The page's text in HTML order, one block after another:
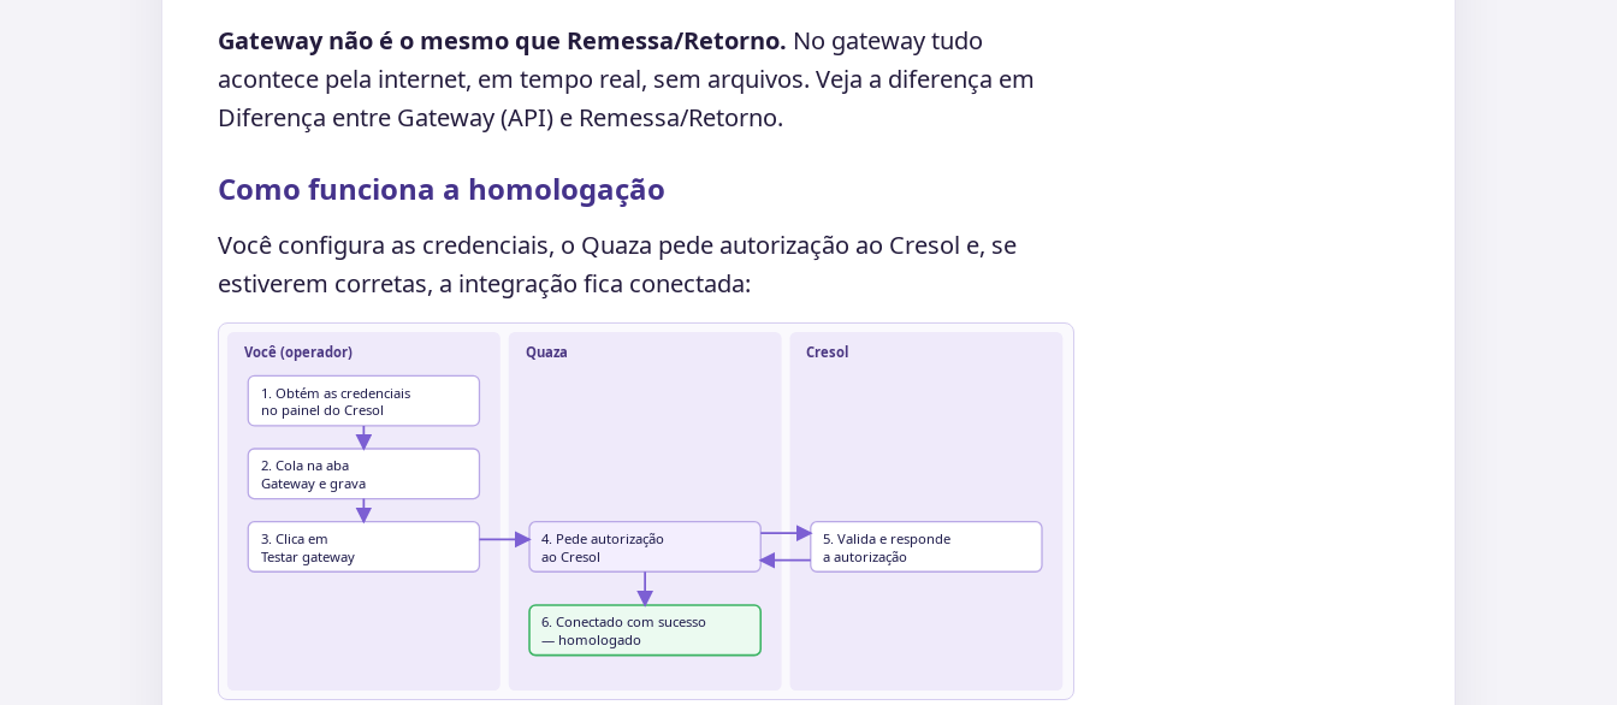
Gateway não é o mesmo que Remessa/Retorno. No gateway tudo
acontece pela internet, em tempo real, sem arquivos. Veja a diferença em
Diferença entre Gateway (API) e Remessa/Retorno.
Como funciona a homologação
Você configura as credenciais, o Quaza pede autorização ao Cresol e, se
estiverem corretas, a integração fica conectada:
Você (operador) Quaza Cresol
1. Obtém as credenciais
no painel do Cresol
2. Cola na aba
Gateway e grava
3. Clica em
Testar gateway
4. Pede autorização
ao Cresol
6. Conectado com sucesso
— homologado
5. Valida e responde
a autorização